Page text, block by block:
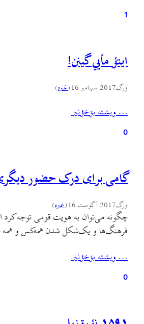
1
ایتؤ مأیي گینن!
ورگ2017 سپتامبر 16 (غىره)
… ويشته بۊخؤنين
0
گامی برای درک حضور
ورگ2017 آگوست 16 (غىره)
چگونه می‌توان به هویت قومی توجه کرد
فرهنگ‌ها و یک‌شکل شدن همه‌کس و همه
… ويشته بۊخؤنين
0